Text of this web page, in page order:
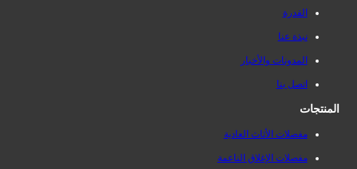
القدرة
نبذة عنا
المدونات والأخبار
اتصل بنا
المنتجات
مفصلات الأثاث العادية
مفصلات الإغلاق الناعمة